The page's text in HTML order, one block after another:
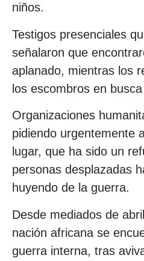
niños.
Testigos presenciales
señalaron que
aplanado, mientras los
los escombros en
Organizaciones
pidiendo urgentemente
lugar, que ha sido un
personas desplazadas
huyendo de la guerra.
Desde mediados de
nación africana se
guerra interna, tras